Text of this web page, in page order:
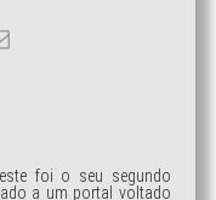
foi o seu segundo
a um portal voltado